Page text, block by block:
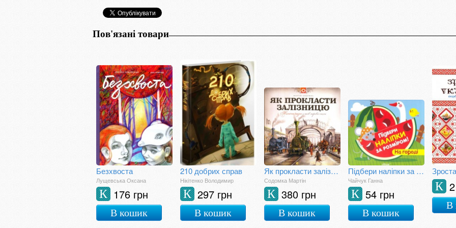
Пов'язані товари
Безхвоста
Лущевська Оксана
176 грн
К
В кошик
210 добрих справ
Нікітенко Володимир
297 грн
К
В кошик
Як прокласти залізницю
Содомка Мартін
380 грн
К
В кошик
Підбери наліпки за розміром. На городі
Чайчук Ганна
54 грн
К
В кошик
К
В